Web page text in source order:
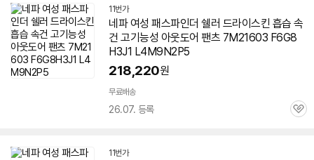
설치 환경·지역에 따라
배송·설치비가 달라집니다.닫
기
11번가
네파 여성 패스파인더 쉘러 드라이스킨 흡습 속
건 고기능성 아웃도어 팬츠 7M21603 F6G8
H3J1 L4M9N2P5
218,220원
무료배송
26.07. 등록
관
11번가